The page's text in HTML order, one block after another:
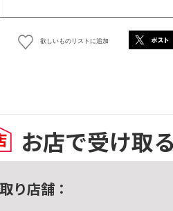
欲しいものリストに追加
お店で受け取る
り店舗：